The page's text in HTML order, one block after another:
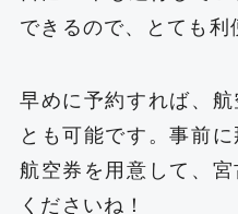
できるので、とても利
早めに予約すれば、
とも可能です。事前
航空券を用意して、
くださいね！